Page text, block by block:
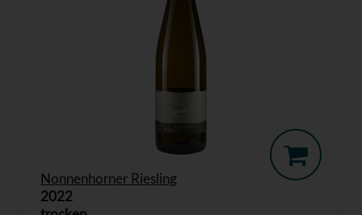
Nonnenhorner Riesling
2022